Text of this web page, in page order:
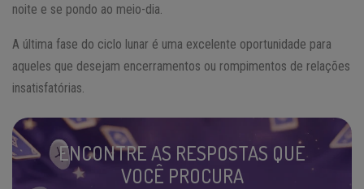
noite e se pondo ao meio-dia.
A última fase do ciclo lunar é uma excelente oportunidade para
aqueles que desejam encerramentos ou rompimentos de relações
insatisfatórias.
ENCONTRE AS RESPOSTAS QUE
VOCÊ PROCURA